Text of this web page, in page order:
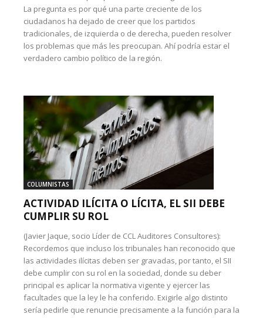
La pregunta es por qué una parte creciente de los
ciudadanos ha dejado de creer que los partidos
tradicionales, de izquierda o de derecha, pueden resolver
los problemas que más les preocupan. Ahí podría estar el
verdadero cambio político de la región.
COLUMNISTAS
ACTIVIDAD ILÍCITA O LÍCITA, EL SII DEBE
CUMPLIR SU ROL
(Javier Jaque, socio Líder de CCL Auditores Consultores):
Recordemos que incluso los tribunales han reconocido que
las actividades ilícitas deben ser gravadas, por tanto, el SII
debe cumplir con su rol en la sociedad, donde su deber
principal es aplicar la normativa vigente y ejercer las
facultades que la ley le ha conferido. Exigirle algo distinto
sería pedirle que renuncie precisamente a la función para la